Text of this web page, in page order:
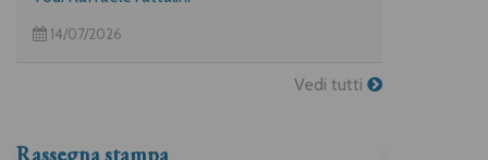
14/07/2026
Vedi tutti
Rassegna stampa